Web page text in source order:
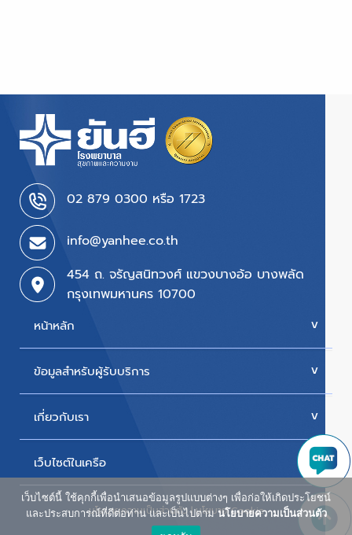
02 879 0300 หรือ 1723
info@yanhee.co.th
454 ถ. จรัญสนิทวงศ์ แขวงบางอ้อ บางพลัด
กรุงเทพมหานคร 10700
หน้าหลัก
บริการของเรา
ข้อมูลสำหรับผู้รับบริการ
นัดหมายแพทย์
สิทธิเบิกตรงข้าราชการ
ห้องพักผู้ป่วยใน
เกี่ยวกับเรา
ประวัติโรงพยาบาล
วิสัยทัศน์และพันธกิจ
เว็บไซต์ในเครือ
ศูนย์ผู้สูงอายุยันฮีนโยบายความเป็นส่วนตัว|นโยบาย Cookie
เว็บไซต์นี้ ใช้คุกกี้เพื่อนำเสนอข้อมูลรูปแบบต่างๆ เพื่อก่อให้เกิดประโยชน์
และประสบการณ์ที่ดีต่อท่าน และเป็นไปตามนโยบายความเป็นส่วนตัว